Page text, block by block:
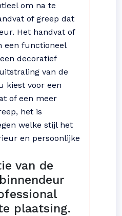
om na te
of greep dat
Het handvat of
een functioneel
decoratief
van de
kiest voor een
of een meer
het is
welke stijl het
en persoonlijke
van de
plaatsing.